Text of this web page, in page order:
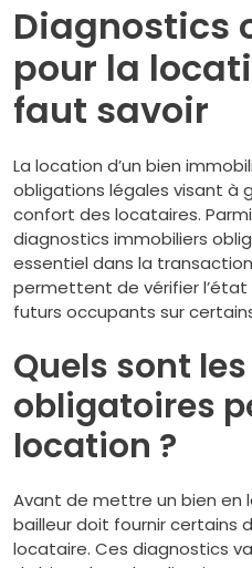
Diagnostics
pour la
faut savoir
La location d’un bien
obligations légales visant à
confort des locataires.
diagnostics immobiliers
essentiel dans la
permettent de vérifier l’état
futurs occupants sur
Quels sont
obligatoires
location ?
Avant de mettre un bien en
bailleur doit fournir certains
locataire. Ces diagnostics